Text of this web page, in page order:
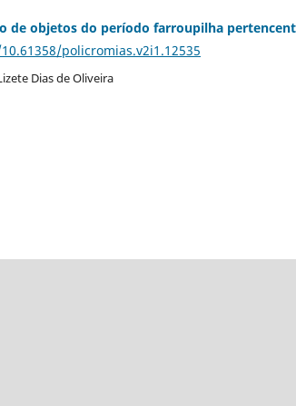
de objetos do período farroupilha
policromias.v2i1.12535
Dias de Oliveira